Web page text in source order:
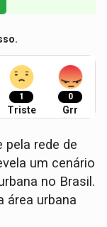
1
Triste
0
Grr
rede de
um cenário
no Brasil.
área urbana